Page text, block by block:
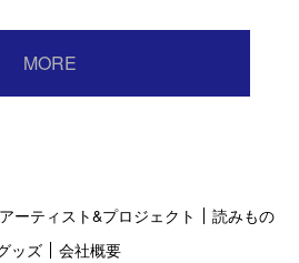
MORE
アーティスト&プロジェクト
読みもの
ッズ
会社概要